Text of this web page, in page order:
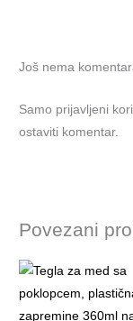
Još nema
Samo prijavljeni
ostaviti komentar.
Povezani